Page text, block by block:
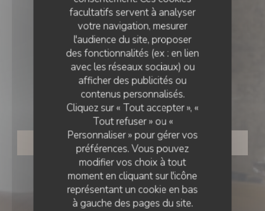
facultatifs servent à analyser
votre navigation, mesurer
l'audience du site, proposer
des fonctionnalités (ex : en lien
avec les réseaux sociaux) ou
afficher des publicités ou
contenus personnalisés.
Cliquez sur « Tout accepter », «
Tout refuser » ou «
Personnaliser » pour gérer vos
préférences. Vous pouvez
modifier vos choix à tout
moment en cliquant sur l'icône
représentant un cookie en bas
à gauche des pages du site.
RESTAURANT GASTRONOMIQUE
Quinsou Restaurant
RÉSERVER